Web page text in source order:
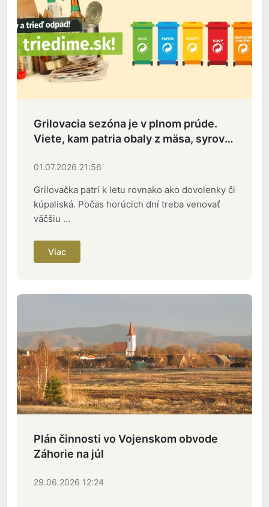
Grilovacia sezóna je v plnom prúde.
Viete, kam patria obaly z mäsa, syrov
01.07.2026 21:56
Grilovačka patrí k letu rovnako ako dovolenky či
kúpaliská. Počas horúcich dní treba venovať
väčšiu ...
Viac
Plán činnosti vo Vojenskom obvode
Záhorie na júl
29.06.2026 12:24